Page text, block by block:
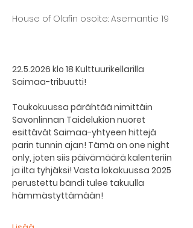
House of Olafin osoite: Asemantie 19
22.5.2026 klo 18 Kulttuurikellarilla
Saimaa-tribuutti!
Toukokuussa pärähtää nimittäin
Savonlinnan Taidelukion nuoret
esittävät Saimaa-yhtyeen hittejä
parin tunnin ajan! Tämä on one night
only, joten siis päivämäärä kalenteriin
ja ilta tyhjäksi! Vasta lokakuussa 2025
perustettu bändi tulee takuulla
hämmästyttämään!